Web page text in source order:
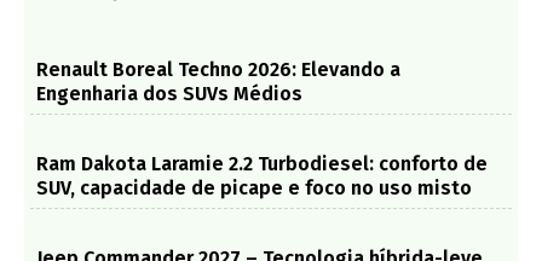
Renault Boreal Techno 2026: Elevando a
Engenharia dos SUVs Médios
Ram Dakota Laramie 2.2 Turbodiesel: conforto de
SUV, capacidade de picape e foco no uso misto